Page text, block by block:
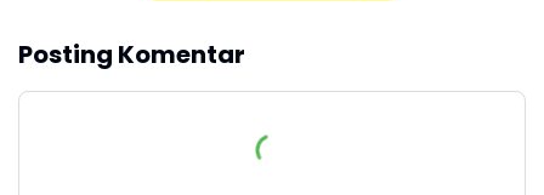
Posting Komentar